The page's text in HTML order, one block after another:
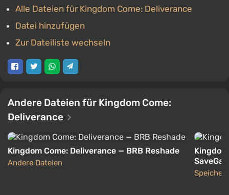
Alle Dateien für Kingdom Come: Deliverance
Datei hinzufügen
Zur Dateiliste wechseln
Andere Dateien für Kingdom Come:
Deliverance
Kingdom Come: Deliverance — BRB Reshade
Andere Dateien